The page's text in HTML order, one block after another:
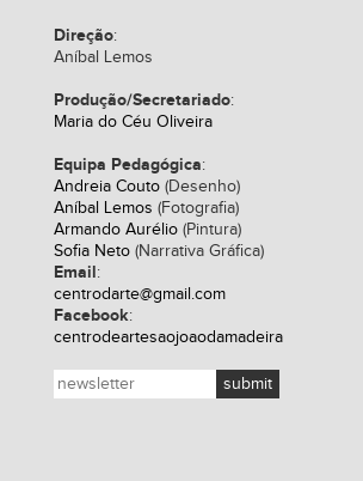
Direção:
Aníbal Lemos
Produção/Secretariado:
Maria do Céu Oliveira
Equipa Pedagógica:
Andreia Couto (Desenho)
Aníbal Lemos (Fotografia)
Armando Aurélio (Pintura)
Sofia Neto (Narrativa Gráfica)
Email:
centrodarte@gmail.com
Facebook:
centrodeartesaojoaodamadeira